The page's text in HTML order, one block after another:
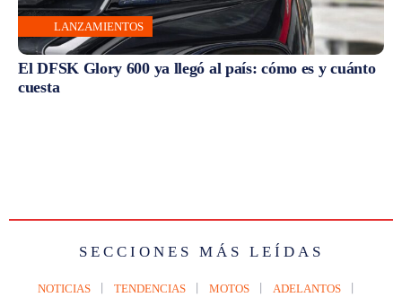
LANZAMIENTOS
El DFSK Glory 600 ya llegó al país: cómo es y cuánto
cuesta
SECCIONES MÁS LEÍDAS
NOTICIAS TENDENCIAS MOTOS ADELANTOS